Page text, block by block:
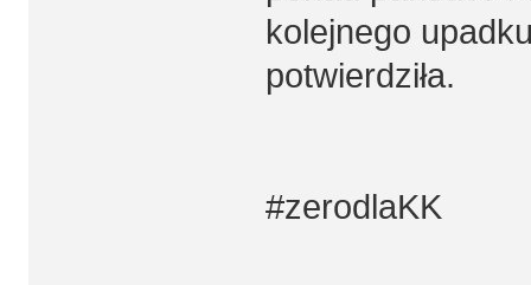
kolejnego
potwierdziła.
#zerodlaKK